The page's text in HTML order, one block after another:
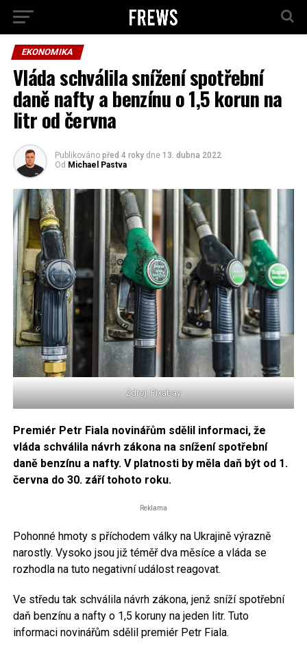
EKONOMIKA
Vláda schválila snížení spotřební
daně nafty a benzínu o 1,5 korun na
litr od června
Publikováno před 4 roky dne 13. dubna 2022
Od Michael Pastva
Zdroj: Pixabay
Premiér Petr Fiala novinářům sdělil informaci, že
vláda schválila návrh zákona na snížení spotřební
daně benzínu a nafty. V platnosti by měla daň být od 1.
června do 30. září tohoto roku.
Reklama
Pohonné hmoty s příchodem války na Ukrajině výrazně
narostly. Vysoko jsou již téměř dva měsíce a vláda se
rozhodla na tuto negativní událost reagovat.
Ve středu tak schválila návrh zákona, jenž sníží spotřební
daň benzínu a nafty o 1,5 koruny na jeden litr. Tuto
informaci novinářům sdělil premiér Petr Fiala.